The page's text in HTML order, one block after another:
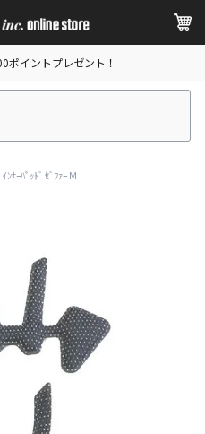
ポイントプレゼント！
ﾅｰﾊﾟｯﾄﾞ ｾﾞﾌｧｰ M